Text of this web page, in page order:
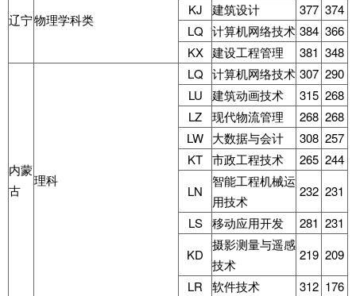
辽宁物理学科类
KJ
建筑设计 377 374
LQ 计算机网络技术 384 366
KX 建设工程管理 381 348
内蒙
古
理科
LQ 计算机网络技术 307 290
LU
建筑动画技术 315 268
LZ
现代物流管理 268 268
LW 大数据与会计 308 257
KT 市政工程技术 265 244
LN
智能工程机械运
用技术
232 231
LS 移动应用开发 281 231
KD
摄影测量与遥感
技术
219 209
LR
软件技术 312 176